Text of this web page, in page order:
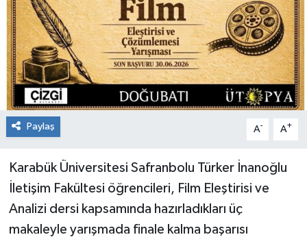
Paylaş A- A+
Karabük Üniversitesi Safranbolu Türker İnanoğlu
İletişim Fakültesi öğrencileri, Film Eleştirisi ve
Analizi dersi kapsamında hazırladıkları üç
makaleyle yarışmada finale kalma başarısı